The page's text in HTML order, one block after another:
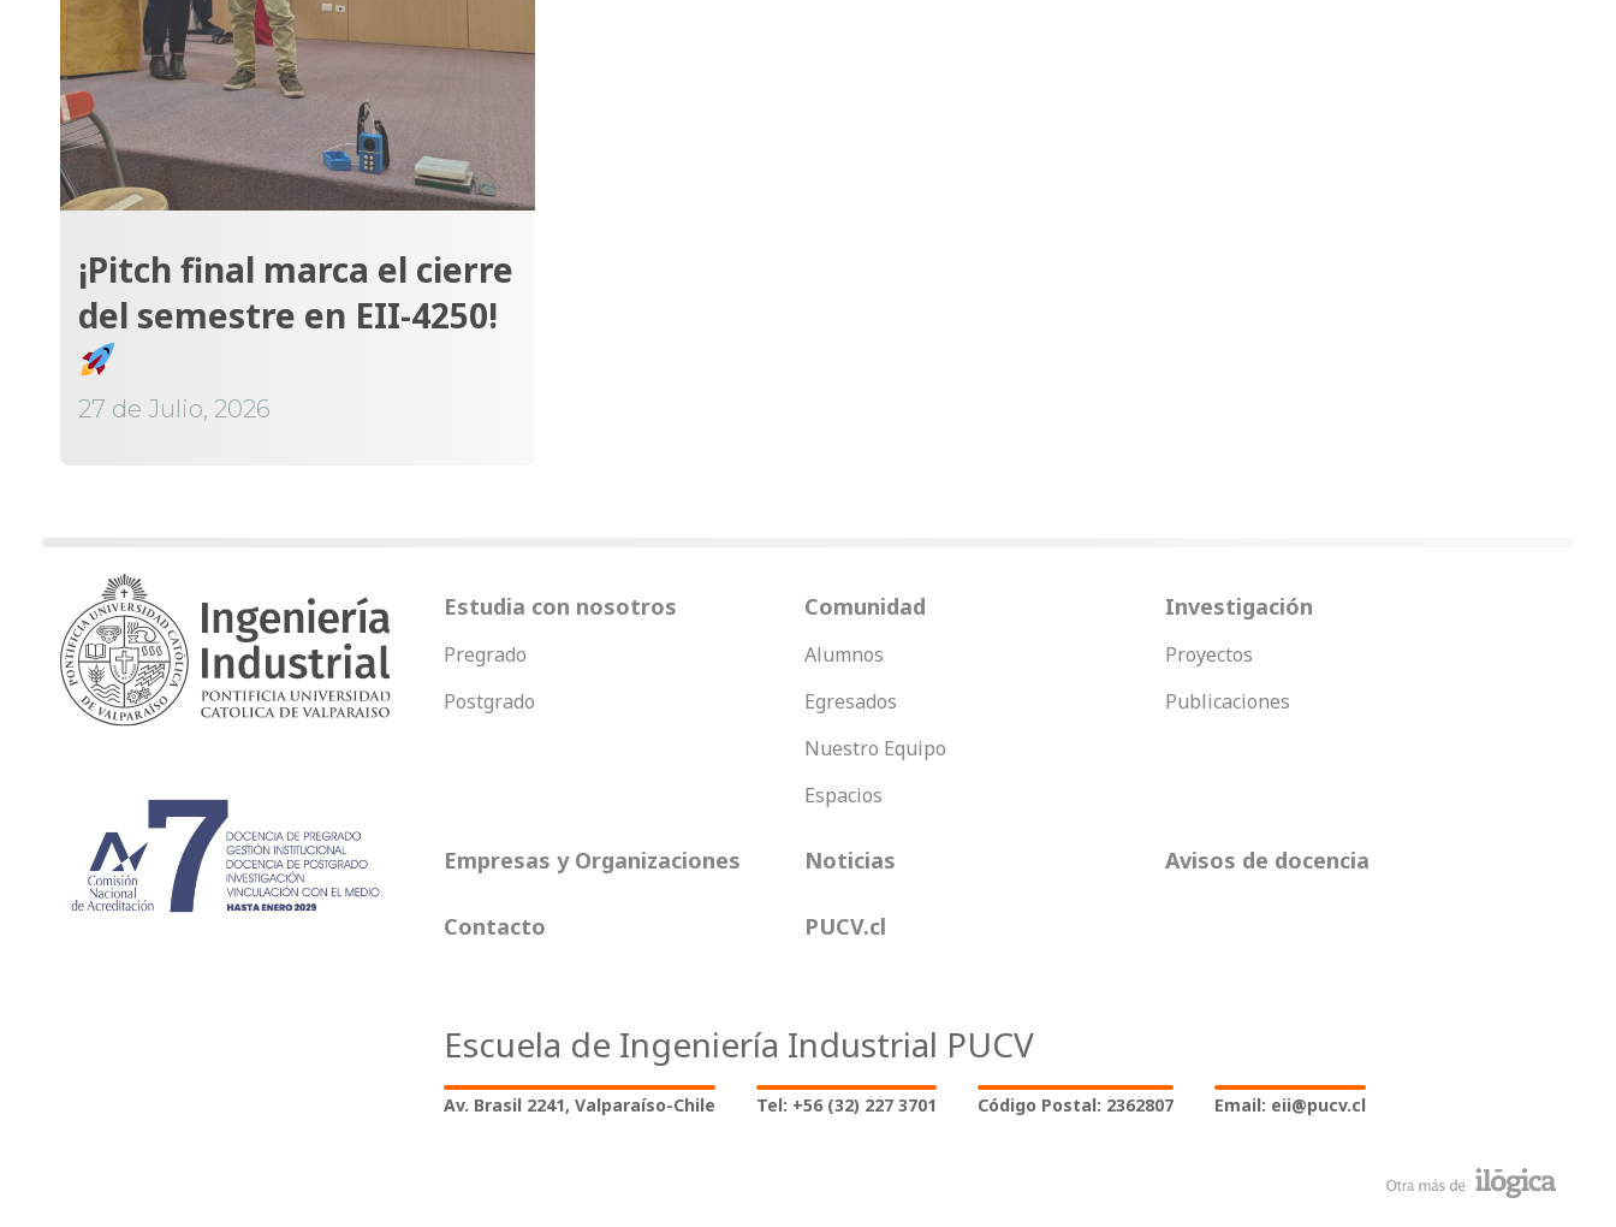
¡Pitch final marca el cierre
del semestre en EII-4250!
27 de Julio, 2026
Estudia con nosotros
Pregrado
Postgrado
Comunidad
Alumnos
Egresados
Nuestro Equipo
Espacios
Investigación
Proyectos
Publicaciones
Empresas y Organizaciones Noticias Avisos de docencia
Contacto PUCV.cl
Escuela de Ingeniería Industrial PUCV
Av. Brasil 2241, Valparaíso-Chile Tel: +56 (32) 227 3701 Código Postal: 2362807 Email: eii@pucv.cl